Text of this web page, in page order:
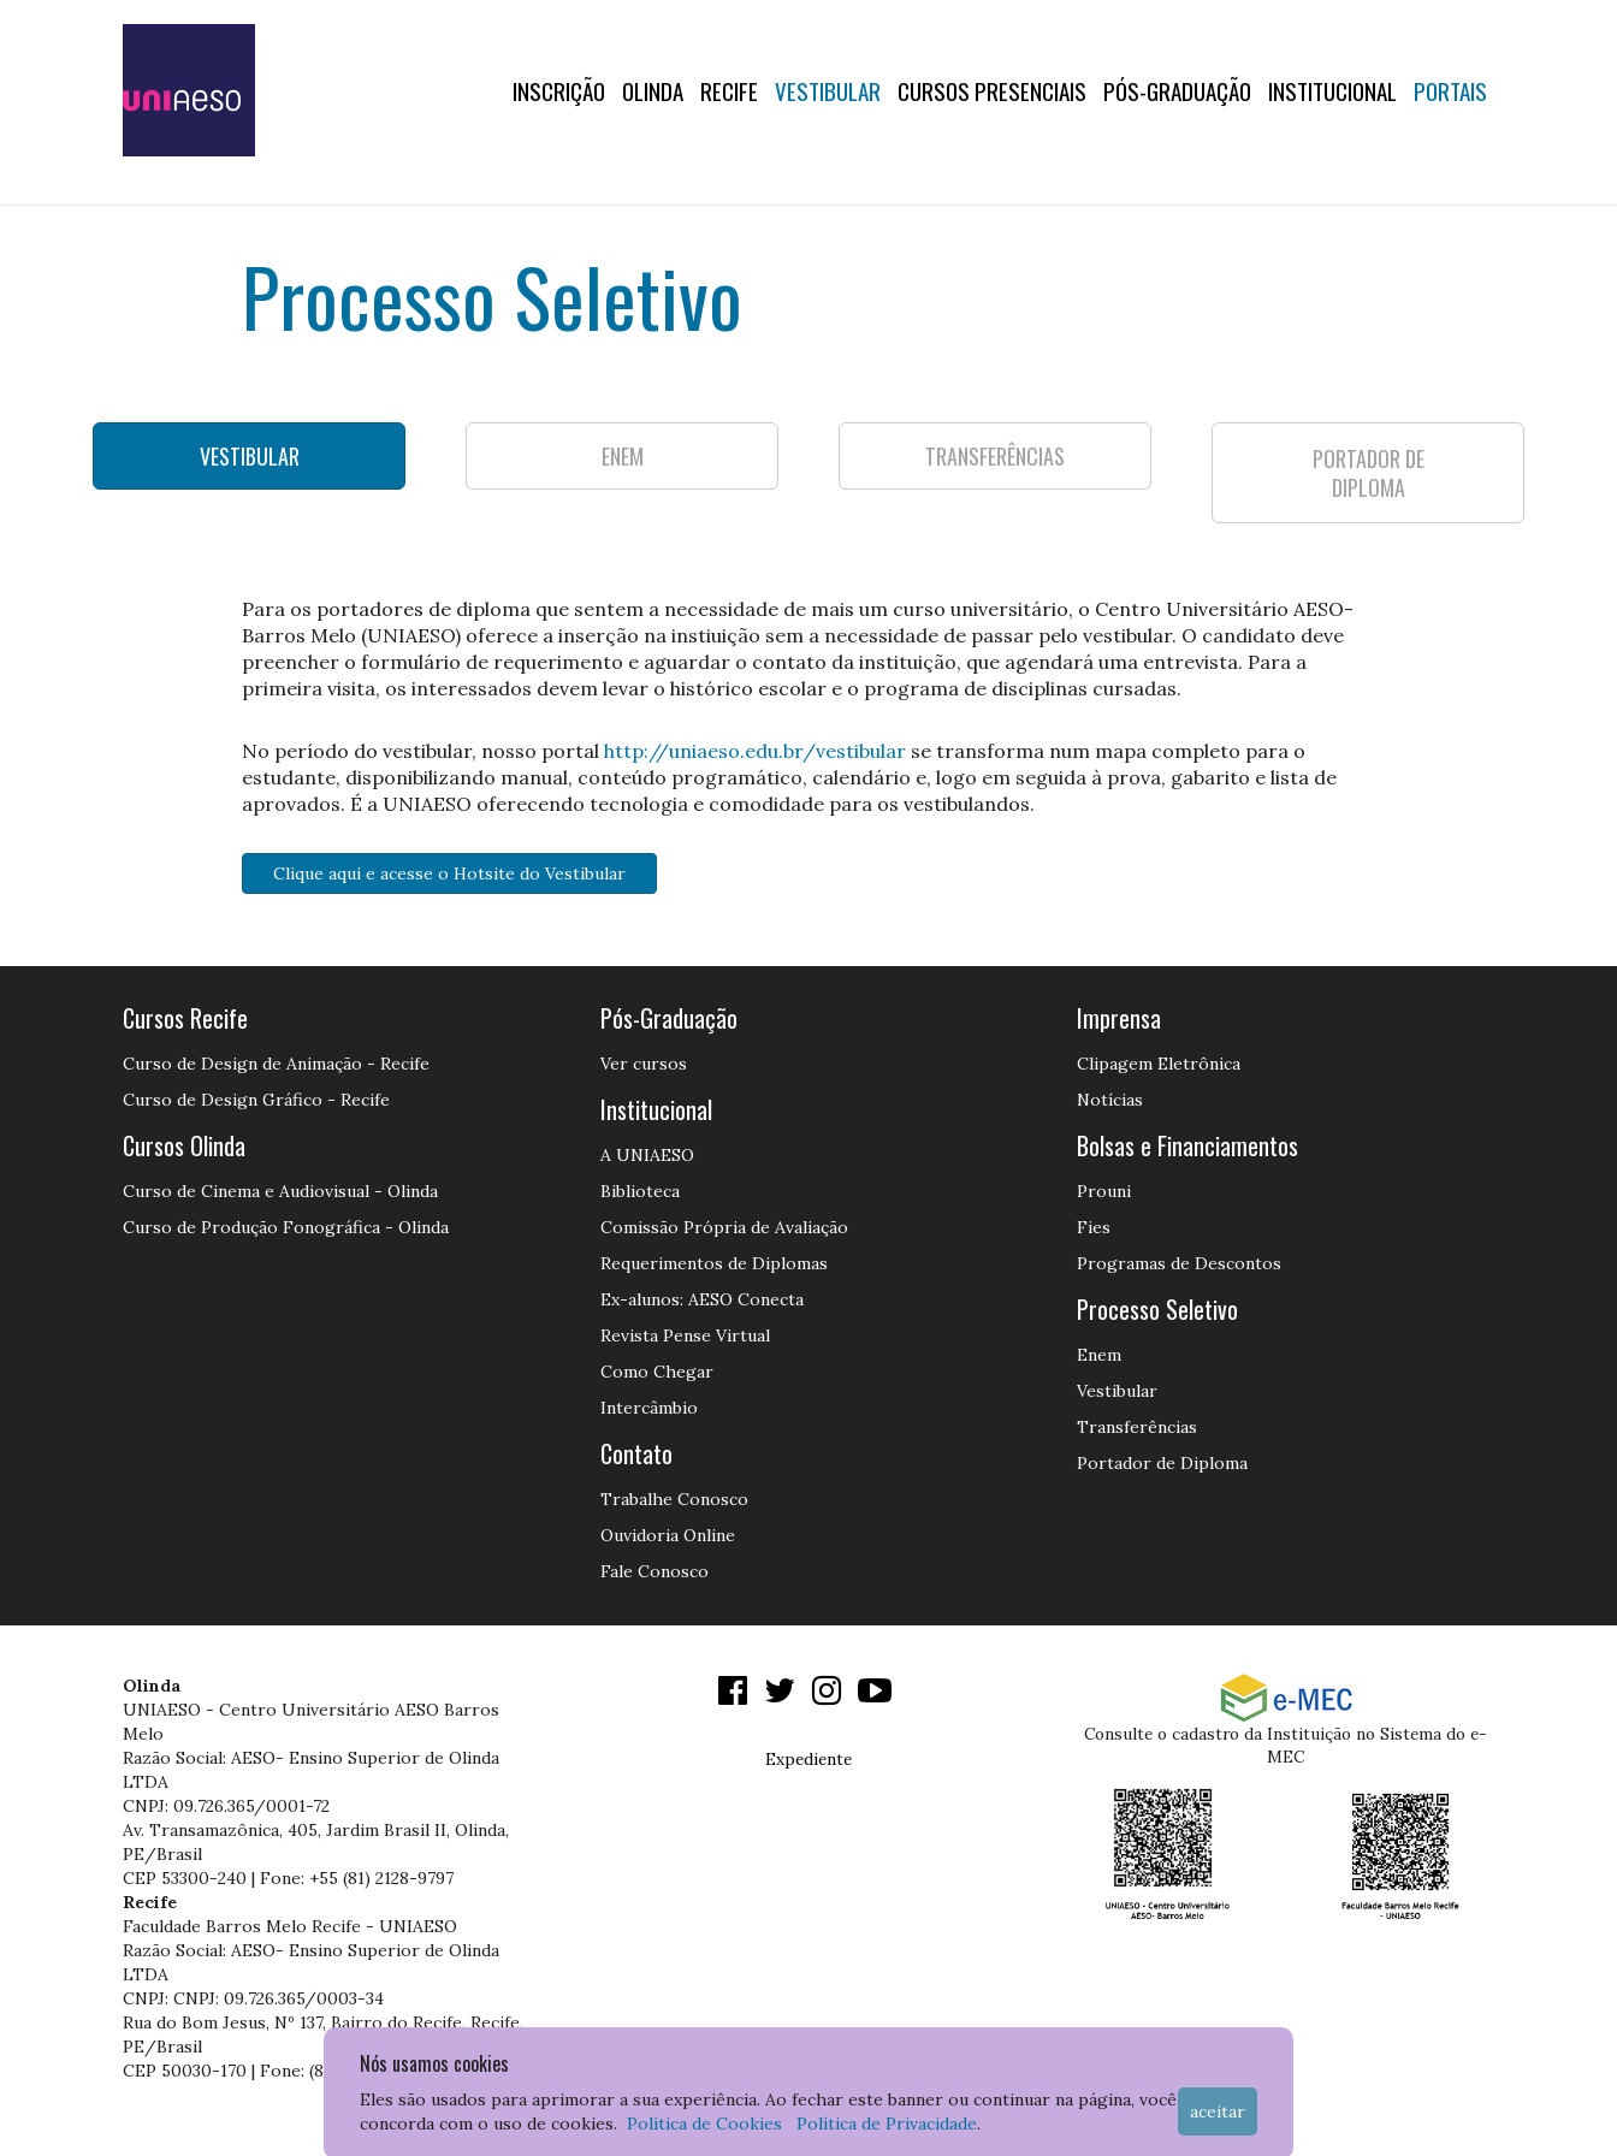
INSCRIÇÃO OLINDA RECIFE VESTIBULAR CURSOS PRESENCIAIS PÓS-GRADUAÇÃO INSTITUCIONAL PORTAIS
Processo Seletivo
VESTIBULAR ENEM TRANSFERÊNCIAS
PORTADOR DE
DIPLOMA
Para os portadores de diploma que sentem a necessidade de mais um curso universitário, o Centro Universitário AESO-
Barros Melo (UNIAESO) oferece a inserção na instiuição sem a necessidade de passar pelo vestibular. O candidato deve
preencher o formulário de requerimento e aguardar o contato da instituição, que agendará uma entrevista. Para a
primeira visita, os interessados devem levar o histórico escolar e o programa de disciplinas cursadas.
No período do vestibular, nosso portalhttp://uniaeso.edu.br/vestibular se transforma num mapa completo para o
estudante, disponibilizando manual, conteúdo programático, calendário e, logo em seguida à prova, gabarito e lista de
aprovados. É a UNIAESO oferecendo tecnologia e comodidade para os vestibulandos.
Clique aqui e acesse o Hotsite do Vestibular
Nós usamos cookies
Eles são usados para aprimorar a sua experiência. Ao fechar este banner ou continuar na página, você
concorda com o uso de cookies. Política de Cookies Política de Privacidade.
aceitar
Cursos Recife
Curso de Design de Animação - Recife
Curso de Design Gráfico - Recife
Cursos Olinda
Curso de Cinema e Audiovisual - Olinda
Curso de Produção Fonográfica - Olinda
Pós-Graduação
Ver cursos
Institucional
A UNIAESO
Biblioteca
Comissão Própria de Avaliação
Requerimentos de Diplomas
Ex-alunos: AESO Conecta
Revista Pense Virtual
Como Chegar
Intercâmbio
Contato
Trabalhe Conosco
Ouvidoria Online
Fale Conosco
Imprensa
Clipagem Eletrônica
Notícias
Bolsas e Financiamentos
Prouni
Fies
Programas de Descontos
Processo Seletivo
Enem
Vestibular
Transferências
Portador de Diploma
Olinda
UNIAESO - Centro Universitário AESO Barros
Melo
Razão Social: AESO- Ensino Superior de Olinda
LTDA
CNPJ: 09.726.365/0001-72
Av. Transamazônica, 405, Jardim Brasil II, Olinda,
PE/Brasil
CEP 53300-240 | Fone: +55 (81) 2128-9797
Recife
Faculdade Barros Melo Recife - UNIAESO
Razão Social: AESO- Ensino Superior de Olinda
LTDA
CNPJ: CNPJ: 09.726.365/0003-34
Rua do Bom Jesus, Nº 137, Bairro do Recife, Recife,
PE/Brasil
CEP 50030-170 | Fone: (81) 3204-7536
Expediente
Consulte o cadastro da Instituição no Sistema do e-
MEC